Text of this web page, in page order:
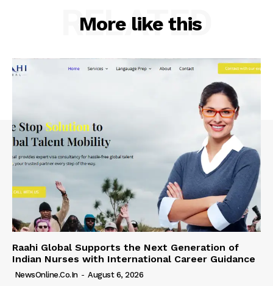
More like this
RELATED
Raahi Global Supports the Next Generation of
Indian Nurses with International Career Guidance
NewsOnline.co.in - August 6, 2026